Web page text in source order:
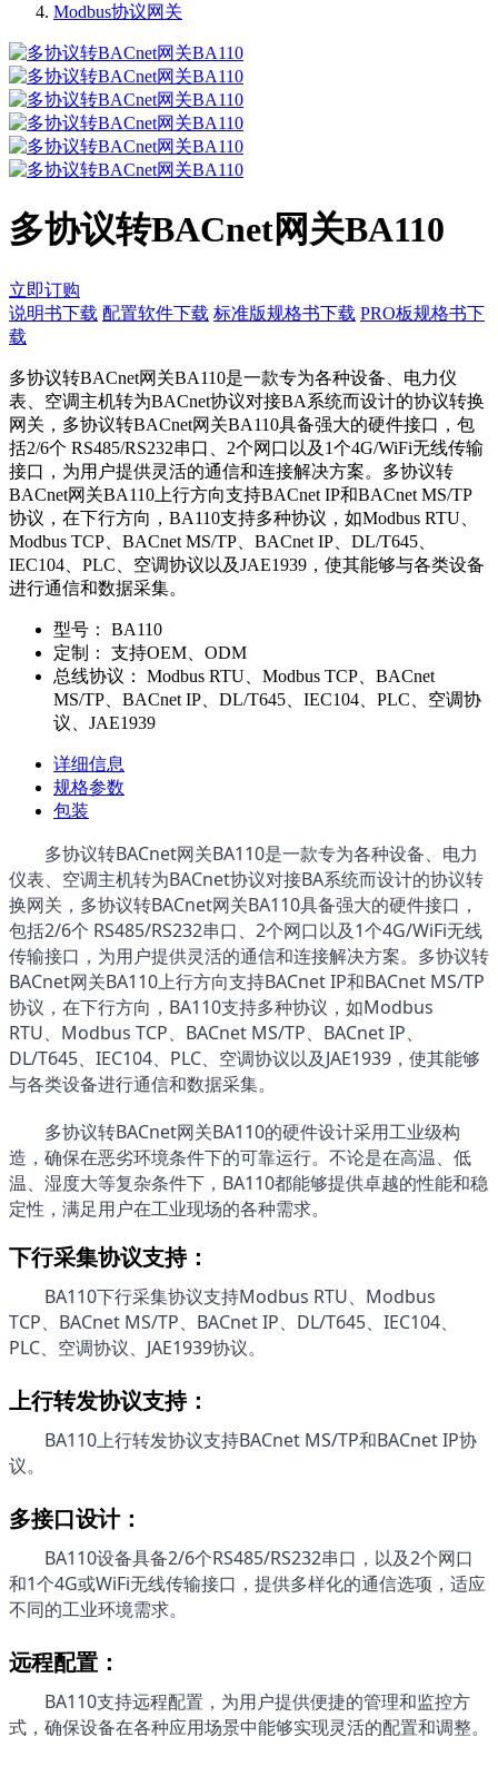
Modbus协议网关
多协议转BACnet网关BA110
立即订购
说明书下载 配置软件下载 标准版规格书下载 PRO板规格书下
载
多协议转BACnet网关BA110是一款专为各种设备、电力仪
表、空调主机转为BACnet协议对接BA系统而设计的协议转换
网关，多协议转BACnet网关BA110具备强大的硬件接口，包
括2/6个 RS485/RS232串口、2个网口以及1个4G/WiFi无线传输
接口，为用户提供灵活的通信和连接解决方案。多协议转
BACnet网关BA110上行方向支持BACnet IP和BACnet MS/TP
协议，在下行方向，BA110支持多种协议，如Modbus RTU、
Modbus TCP、BACnet MS/TP、BACnet IP、DL/T645、
IEC104、PLC、空调协议以及JAE1939，使其能够与各类设备
进行通信和数据采集。
型号：
BA110
定制：
支持OEM、ODM
总线协议：
Modbus RTU、Modbus TCP、BACnet
MS/TP、BACnet IP、DL/T645、IEC104、PLC、空调协
议、JAE1939
详细信息
规格参数
包装
多协议转BACnet网关BA110是一款专为各种设备、电力
仪表、空调主机转为BACnet协议对接BA系统而设计的协议转
换网关， 多协议转BACnet网关BA110具备强大的硬件接口，
包括2/6个 RS485/RS232串口、2个网口以及1个4G/WiFi无线
传输接口，为用户提供灵活的通信和连接解决方案。多协议转
BACnet网关BA110上行方向支持BACnet IP和BACnet MS/TP
协议，在下行方向，BA110支持多种协议，如Modbus
RTU、Modbus TCP、BACnet MS/TP、BACnet IP、
DL/T645、IEC104、PLC、空调协议以及JAE1939，使其能够
与各类设备进行通信和数据采集。
多协议转BACnet网关BA110的硬件设计采用工业级构
造，确保在恶劣环境条件下的可靠运行。不论是在高温、低
温、湿度大等复杂条件下，BA110都能够提供卓越的性能和稳
定性，满足用户在工业现场的各种需求。
下行采集协议支持：
BA110下行采集协议支持Modbus RTU、Modbus
TCP、BACnet MS/TP、BACnet IP、DL/T645、IEC104、
PLC、空调协议、JAE1939协议。
上行转发协议支持：
BA110上行转发协议支持BACnet MS/TP和BACnet IP协
议。
多接口设计：
BA110设备具备2/6个RS485/RS232串口，以及2个网口
和1个4G或WiFi无线传输接口，提供多样化的通信选项，适应
不同的工业环境需求。
远程配置：
BA110支持远程配置，为用户提供便捷的管理和监控方
式，确保设备在各种应用场景中能够实现灵活的配置和调整。